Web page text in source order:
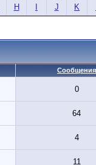
H J K
Сообщения
0
64
4
11